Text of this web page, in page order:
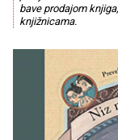
bave prodajom
knjižnicama.